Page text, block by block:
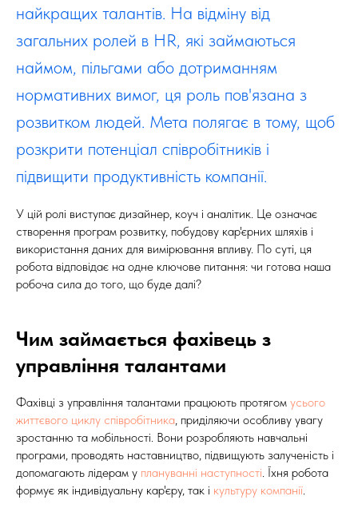
найкращих талантів. На відміну від
загальних ролей в HR, які займаються
наймом, пільгами або дотриманням
нормативних вимог, ця роль пов'язана з
розвитком людей. Мета полягає в тому, щоб
розкрити потенціал співробітників і
підвищити продуктивність компанії.
У цій ролі виступає дизайнер, коуч і аналітик. Це означає
створення програм розвитку, побудову кар'єрних шляхів і
використання даних для вимірювання впливу. По суті, ця
робота відповідає на одне ключове питання: чи готова наша
робоча сила до того, що буде далі?
Чим займається фахівець з
управління талантами
Фахівці з управління талантами працюють протягом усього
життєвого циклу співробітника , приділяючи особливу увагу
зростанню та мобільності. Вони розробляють навчальні
програми, проводять наставництво, підвищують залученість і
допомагають лідерам у плануванні наступності . Їхня робота
формує як індивідуальну кар'єру, так і культуру компанії